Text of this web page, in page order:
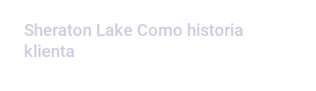
Sheraton Lake Como historia
klienta